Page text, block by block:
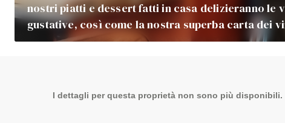
nostri piatti e dessert fatti in casa delizieranno le
gustative, così come la nostra superba carta dei
I dettagli per questa proprietà non sono più disponibili.